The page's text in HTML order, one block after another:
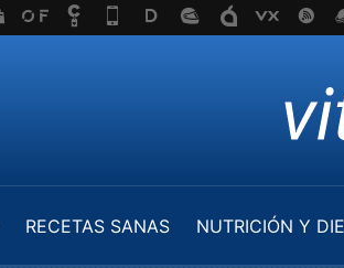
RECETAS SANAS NUTRICIÓN Y